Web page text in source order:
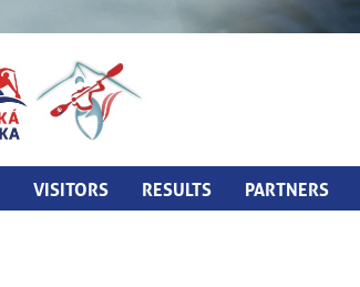
VISITORS RESULTS PARTNERS